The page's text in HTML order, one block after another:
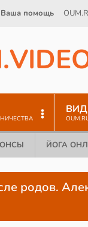
Ваша помощь
.VIDE
ЙОГА
родов.